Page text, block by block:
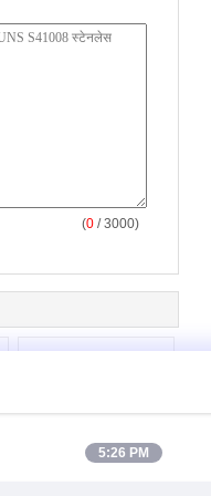
(0 / 3000)
5:26 PM